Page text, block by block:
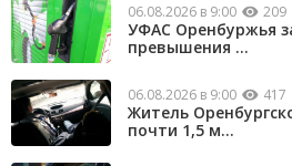
06.08.2026 в 9:00 209
УФАС Оренбуржья
превышения ...
06.08.2026 в 9:00 417
Житель
почти 1,5 м...